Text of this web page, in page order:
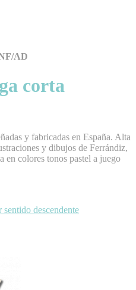
AD
corta
y fabricadas en España. Alta
y dibujos de Ferrándiz,
en colores tonos pastel a juego